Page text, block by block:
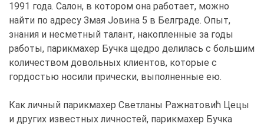
1991 года. Салон, в котором она работает, можно
найти по адресу Змая Јовина 5 в Белграде. Опыт,
знания и несметный талант, накопленные за годы
работы, парикмахер Бучка щедро делилась с большим
количеством довольных клиентов, которые с
гордостью носили прически, выполненные ею.
Как личный парикмахер Светланы Ражнатовић Цецы
и других известных личностей, парикмахер Бучка